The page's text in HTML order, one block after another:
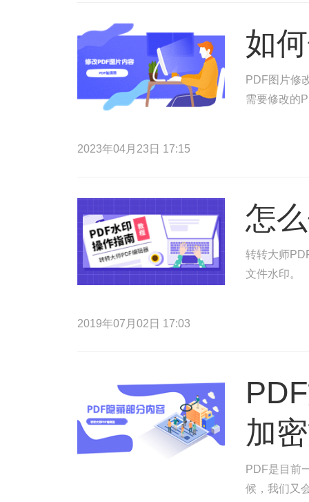
如
PDF图片修
需要修改的
2023年04月23日 17:15
怎
转转大师
文件水印。
2019年07月02日 17:03
加
PDF是目前
候，我们又